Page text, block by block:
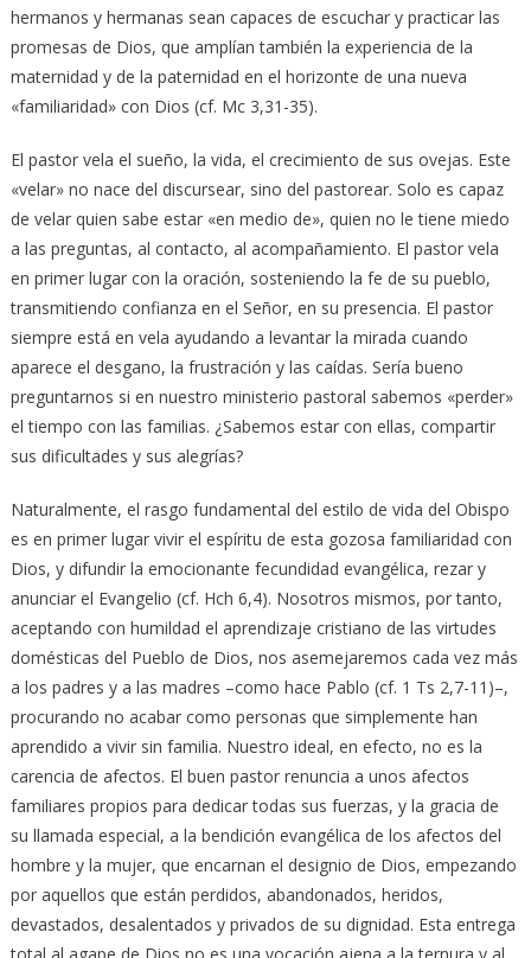
hermanos y hermanas sean capaces de escuchar y practicar las
promesas de Dios, que amplían también la experiencia de la
maternidad y de la paternidad en el horizonte de una nueva
«familiaridad» con Dios (cf. Mc 3,31-35).
El pastor vela el sueño, la vida, el crecimiento de sus ovejas. Este
«velar» no nace del discursear, sino del pastorear. Solo es capaz
de velar quien sabe estar «en medio de», quien no le tiene miedo
a las preguntas, al contacto, al acompañamiento. El pastor vela
en primer lugar con la oración, sosteniendo la fe de su pueblo,
transmitiendo confianza en el Señor, en su presencia. El pastor
siempre está en vela ayudando a levantar la mirada cuando
aparece el desgano, la frustración y las caídas. Sería bueno
preguntarnos si en nuestro ministerio pastoral sabemos «perder»
el tiempo con las familias. ¿Sabemos estar con ellas, compartir
sus dificultades y sus alegrías?
Naturalmente, el rasgo fundamental del estilo de vida del Obispo
es en primer lugar vivir el espíritu de esta gozosa familiaridad con
Dios, y difundir la emocionante fecundidad evangélica, rezar y
anunciar el Evangelio (cf. Hch 6,4). Nosotros mismos, por tanto,
aceptando con humildad el aprendizaje cristiano de las virtudes
domésticas del Pueblo de Dios, nos asemejaremos cada vez más
a los padres y a las madres –como hace Pablo (cf. 1 Ts 2,7-11)–,
procurando no acabar como personas que simplemente han
aprendido a vivir sin familia. Nuestro ideal, en efecto, no es la
carencia de afectos. El buen pastor renuncia a unos afectos
familiares propios para dedicar todas sus fuerzas, y la gracia de
su llamada especial, a la bendición evangélica de los afectos del
hombre y la mujer, que encarnan el designio de Dios, empezando
por aquellos que están perdidos, abandonados, heridos,
devastados, desalentados y privados de su dignidad. Esta entrega